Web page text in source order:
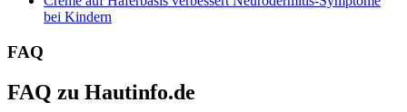
bei Kindern
FAQ
FAQ zu Hautinfo.de